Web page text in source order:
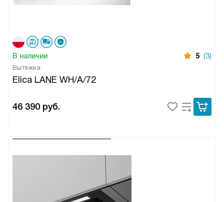
В наличии 5 (3)
Вытяжка
Elica LANE WH/A/72
46 390 руб.